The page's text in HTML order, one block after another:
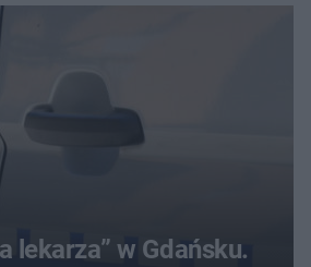
lekarza” w Gdańsku.